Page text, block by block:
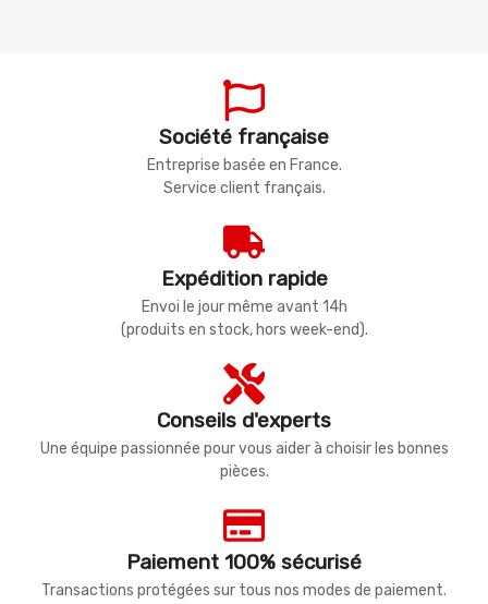
Société française
Entreprise basée en France.
Service client français.
Expédition rapide
Envoi le jour même avant 14h
(produits en stock, hors week-end).
Conseils d'experts
Une équipe passionnée pour vous aider à choisir les bonnes
pièces.
Paiement 100% sécurisé
Transactions protégées sur tous nos modes de paiement.